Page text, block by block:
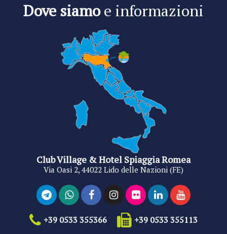
Dove siamoe informazioni
Club Village & Hotel Spiaggia Romea
Via Oasi 2, 44022 Lido delle Nazioni (FE)
+39 0533 355366 +39 0533 355113